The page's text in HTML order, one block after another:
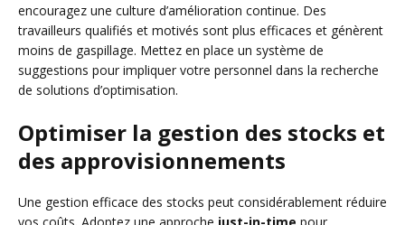
encouragez une culture d’amélioration continue. Des
travailleurs qualifiés et motivés sont plus efficaces et génèrent
moins de gaspillage. Mettez en place un système de
suggestions pour impliquer votre personnel dans la recherche
de solutions d’optimisation.
Optimiser la gestion des stocks et
des approvisionnements
Une gestion efficace des stocks peut considérablement réduire